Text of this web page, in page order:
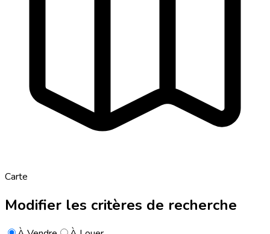
Carte
Modifier les critères de recherche